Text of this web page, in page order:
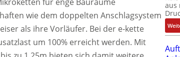
wie dem doppelten Anschlagsystem
als ihre Vorläufer. Bei der e-kette
um 100% erreicht werden. Mit
aus